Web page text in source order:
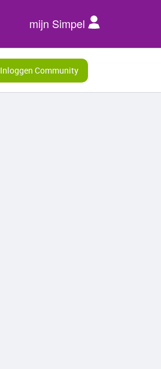
mijn Simpel
Inloggen Community